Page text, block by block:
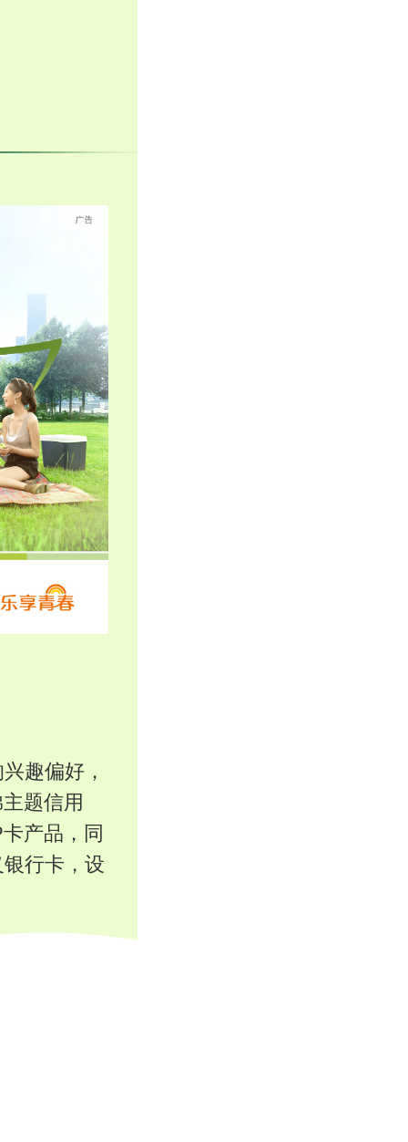
趣偏好，
题信用
产品，同
行卡，设